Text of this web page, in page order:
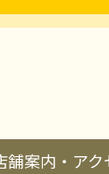
舗案内・アク